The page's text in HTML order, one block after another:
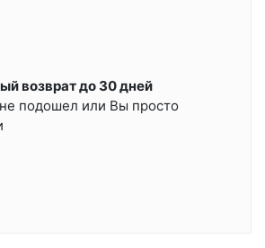
возврат до 30 дней
подошел или Вы просто